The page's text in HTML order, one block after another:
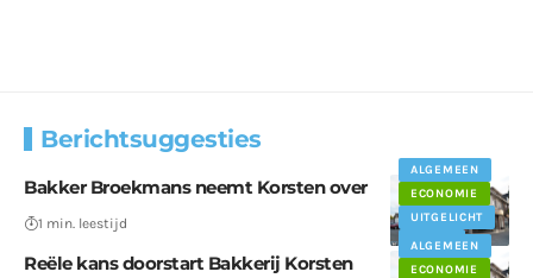
Berichtsuggesties
ALGEMEEN
ECONOMIE
UITGELICHT
WEERT
Bakker Broekmans neemt Korsten over
1 min. leestijd
ALGEMEEN
ECONOMIE
Reële kans doorstart Bakkerij Korsten